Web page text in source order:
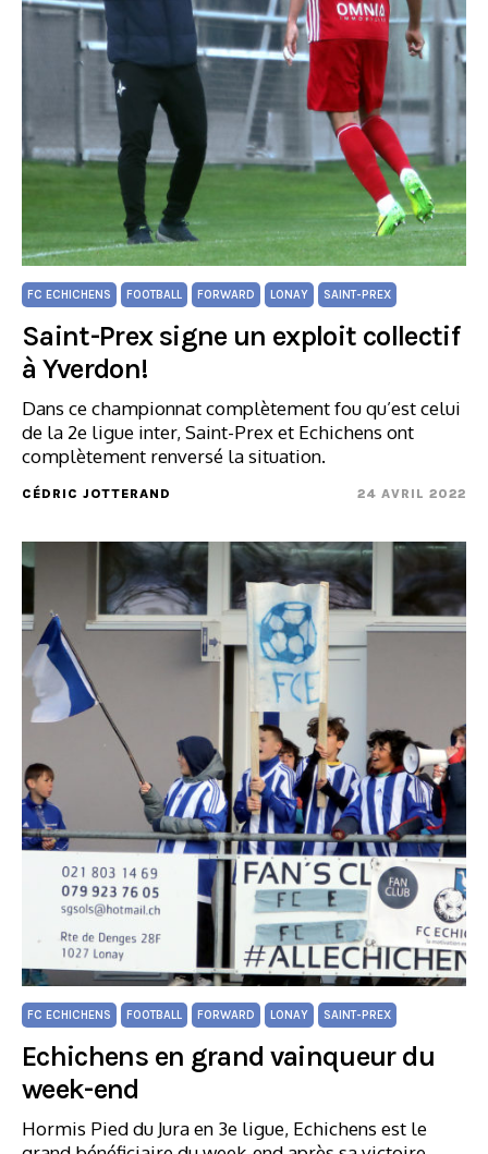
FC ECHICHENS FOOTBALL FORWARD LONAY SAINT-PREX
Saint-Prex signe un exploit collectif
à Yverdon!
Dans ce championnat complètement fou qu’est celui
de la 2e ligue inter, Saint-Prex et Echichens ont
complètement renversé la situation.
CÉDRIC JOTTERAND 24 AVRIL 2022
FC ECHICHENS FOOTBALL FORWARD LONAY SAINT-PREX
Echichens en grand vainqueur du
week-end
Hormis Pied du Jura en 3e ligue, Echichens est le